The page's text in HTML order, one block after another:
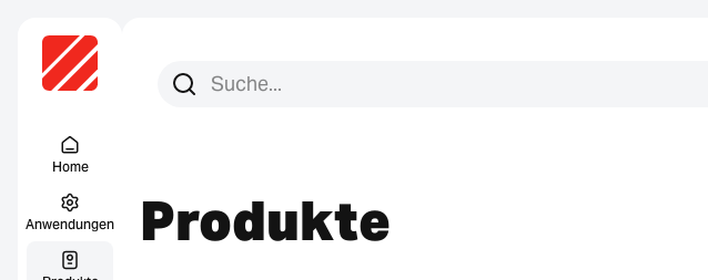
Home
Anwendungen
Suchen Sie nach:
Suche
Produkte